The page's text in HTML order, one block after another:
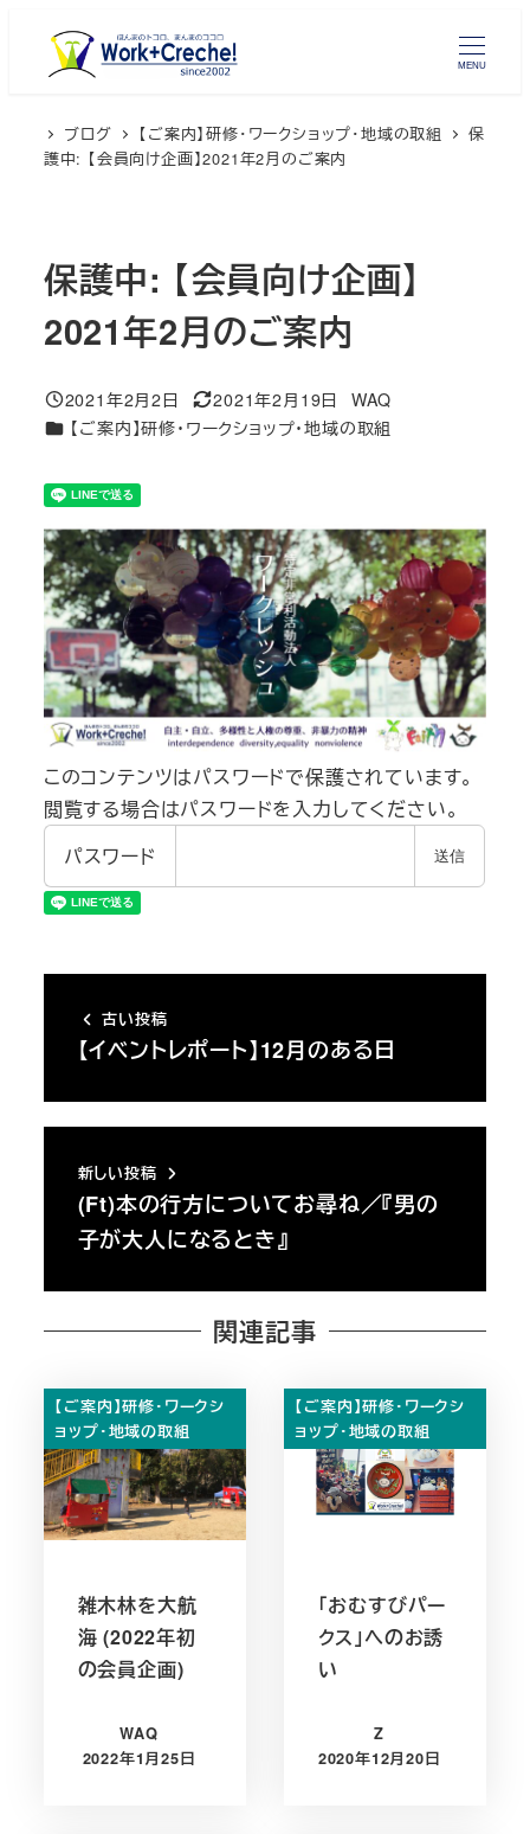
MENU
ブログ 【ご案内】研修・ワークショップ・地域の取組
保
護中: 【会員向け企画】2021年2月のご案内
保護中: 【会員向け企画】
2021年2月のご案内
投稿日
2021年2月2日
更新日
2021年2月19日
著
者
WAQ
カテゴリー
【ご案内】研修・ワークショップ・地域の取組
このコンテンツはパスワードで保護されています。
閲覧する場合はパスワードを入力してください。
パスワード
古い投稿
【イベントレポート】12月のある日
新しい投稿
(Ft)本の行方についてお尋ね／『男の
子が大人になるとき』
関連記事
【ご案内】研修・ワークシ
ョップ・地域の取組
雑木林を大航
海 (2022年初
の会員企画)
WAQ
投稿日
2022年1月25日
【ご案内】研修・ワークシ
ョップ・地域の取組
「おむすびパー
クス」へのお誘
い
Z
投稿日
2020年12月20日